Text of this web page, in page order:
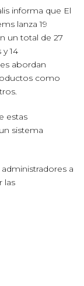
informa que El
lanza 19
un total de 27
14
abordan
como
estas
sistema
a
las